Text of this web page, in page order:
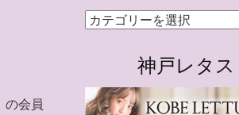
の会員
カ
ー
神戸レタス